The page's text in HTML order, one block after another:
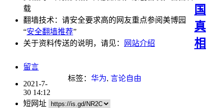
载
翻墙技术：请安全要求高的网友重点参阅美博园
“安全翻墙推荐”
关于资料传送的说明，请见：
网站介绍
国
真
相
留言
标签： 华为, 言论自由
2021-7-
30 14:12
短网址